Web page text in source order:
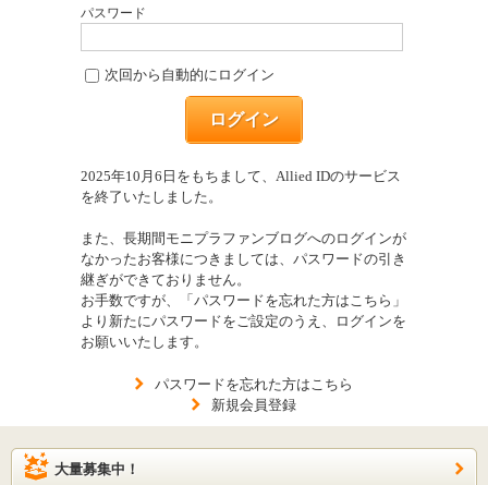
パスワード
次回から自動的にログイン
ログイン
2025年10月6日をもちまして、Allied IDのサービス
を終了いたしました。
また、長期間モニプラファンブログへのログインが
なかったお客様につきましては、パスワードの引き
継ぎができておりません。
お手数ですが、「パスワードを忘れた方はこちら」
より新たにパスワードをご設定のうえ、ログインを
お願いいたします。
パスワードを忘れた方はこちら
新規会員登録
大量募集中！